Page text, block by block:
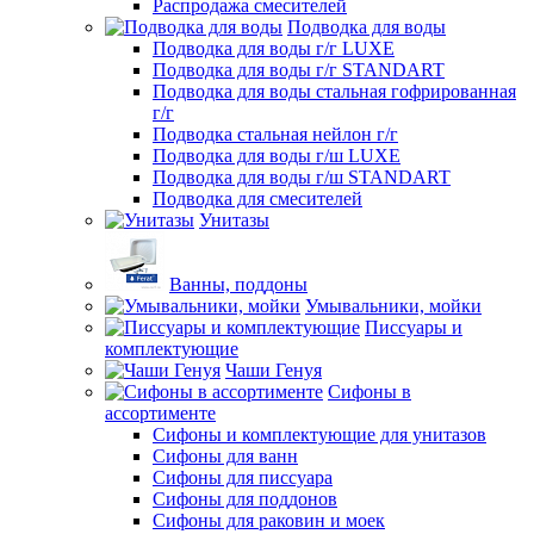
Распродажа смесителей
Подводка для воды
Подводка для воды г/г LUXE
Подводка для воды г/г STANDART
Подводка для воды стальная гофрированная
г/г
Подводка стальная нейлон г/г
Подводка для воды г/ш LUXE
Подводка для воды г/ш STANDART
Подводка для смесителей
Унитазы
Ванны, поддоны
Умывальники, мойки
Писсуары и
комплектующие
Чаши Генуя
Сифоны в
ассортименте
Сифоны и комплектующие для унитазов
Сифоны для ванн
Сифоны для писсуара
Сифоны для поддонов
Сифоны для раковин и моек